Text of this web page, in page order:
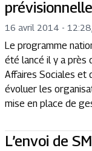
16 avril 2014 - 12:28
Le programme
été lancé il y a près
Affaires Sociales et
évoluer les
mise en place de
L’envoi de